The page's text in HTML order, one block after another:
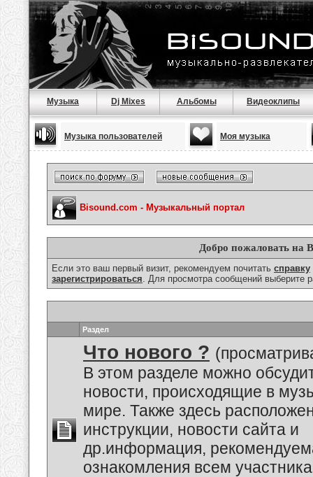
Музыка Dj Mixes Альбомы Видеоклипы
Музыка пользователей Моя музыка
Bisound.com - Музыкальный портал
Добро пожаловать на
Если это ваш первый визит, рекомендуем почитать справку
зарегистрироваться. Для просмотра сообщений выберите
Раздел
Что нового ?
В этом разделе можно
новости, происходящие в
мире. Также здесь
инструкции, новости сайта и
др.информация,
ознакомления всем